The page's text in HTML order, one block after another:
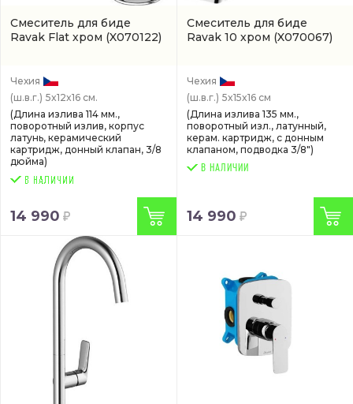
Смеситель для биде
Ravak Flat хром (X070122)
Чехия
(ш.в.г.) 5x12x16 см.
(Длина излива 114 мм.,
поворотный излив, корпус
латунь, керамический
картридж, донный клапан, 3/8
дюйма)
14 990
Смеситель для биде
Ravak 10 хром (X070067)
Чехия
(ш.в.г.) 5x15x16 см
(Длина излива 135 мм.,
поворотный изл., латунный,
керам. картридж, с донным
клапаном, подводка 3/8")
В НАЛИЧИИ
14 990